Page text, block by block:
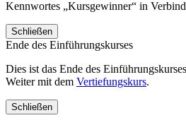
Kennwortes „Kursgewinner“ in
Schließen
Ende des Einführungskurses
Dies ist das Ende des
Weiter mit dem Vertiefungskurs.
Schließen